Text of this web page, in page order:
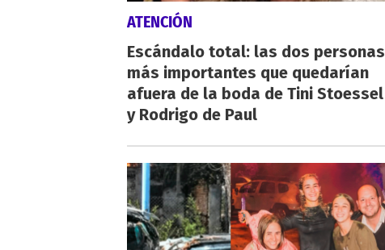
ATENCIÓN
Escándalo total: las dos personas
más importantes que quedarían
afuera de la boda de Tini Stoessel
y Rodrigo de Paul